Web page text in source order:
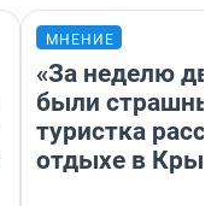
МНЕНИЕ
«За неделю
были
туристка
отдыхе в